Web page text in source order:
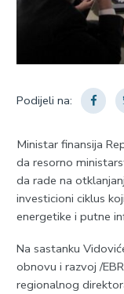
Podijeli na:
Ministar finansija
da resorno
da rade na
investicioni ciklus
energetike i putne
Na sastanku
obnovu i razvoj /
regionalnog